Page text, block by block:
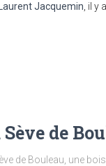
Laurent Jacquemin , il y a
Sève de
de Bouleau, une